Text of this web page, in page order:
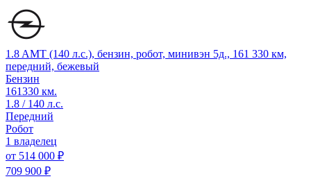
1.8 AMT (140 л.с.), бензин, робот, минивэн 5д., 161 330 км,
передний, бежевый
Бензин
161330 км.
1.8 / 140 л.с.
Передний
Робот
1 владелец
от 514 000 ₽
709 900 ₽